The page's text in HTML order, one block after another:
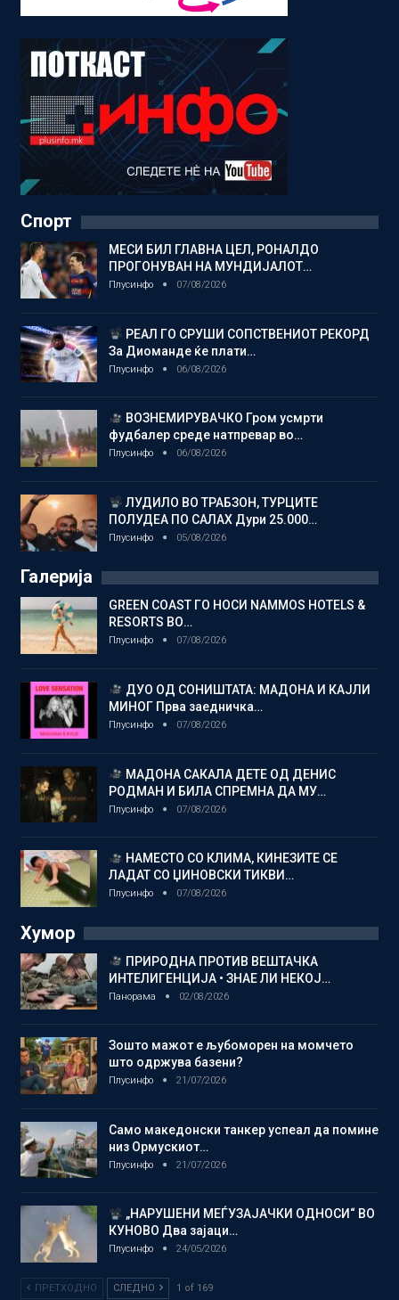
Спорт
МЕСИ БИЛ ГЛАВНА ЦЕЛ, РОНАЛДО
ПРОГОНУВАН НА МУНДИЈАЛОТ…
Плусинфо 07/08/2026
РЕАЛ ГО СРУШИ СОПСТВЕНИОТ РЕКОРД
За Диоманде ќе плати…
Плусинфо 06/08/2026
ВОЗНЕМИРУВАЧКО Гром усмрти
фудбалер среде натпревар во…
Плусинфо 06/08/2026
ЛУДИЛО ВО ТРАБЗОН, ТУРЦИТЕ
ПОЛУДЕА ПО САЛАХ Дури 25.000…
Плусинфо 05/08/2026
Галерија
GREEN COAST ГО НОСИ NAMMOS HOTELS &
RESORTS ВО…
Плусинфо 07/08/2026
ДУО ОД СОНИШТАТА: МАДОНА И КАЈЛИ
МИНОГ Прва заедничка…
Плусинфо 07/08/2026
МАДОНА САКАЛА ДЕТЕ ОД ДЕНИС
РОДМАН И БИЛА СПРЕМНА ДА МУ…
Плусинфо 07/08/2026
НАМЕСТО СО КЛИМА, КИНЕЗИТЕ СЕ
ЛАДАТ СО ЏИНОВСКИ ТИКВИ…
Плусинфо 07/08/2026
Хумор
ПРИРОДНА ПРОТИВ ВЕШТАЧКА
ИНТЕЛИГЕНЦИЈА • ЗНАЕ ЛИ НЕКОЈ…
Панорама 02/08/2026
Зошто мажот е љубоморен на момчето
што одржува базени?
Плусинфо 21/07/2026
Само македонски танкер успеал да помине
низ Ормускиот…
Плусинфо 21/07/2026
„НАРУШЕНИ МЕЃУЗАЈАЧКИ ОДНОСИ“ ВО
КУНОВО Два зајаци…
Плусинфо 24/05/2026
ПРЕТХОДНО СЛЕДНО 1 of 169